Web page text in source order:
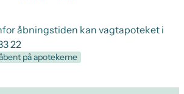
åbningstiden kan vagtapoteket i
22
på apotekerne